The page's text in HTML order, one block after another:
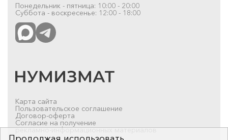
Понедельник - пятница: 10:00 - 20:00
Суббота - воскресенье: 12:00 - 18:00
Карта сайта
Пользовательское соглашение
Договор-оферта
Согласие на получение
рекламно-информационных материалов